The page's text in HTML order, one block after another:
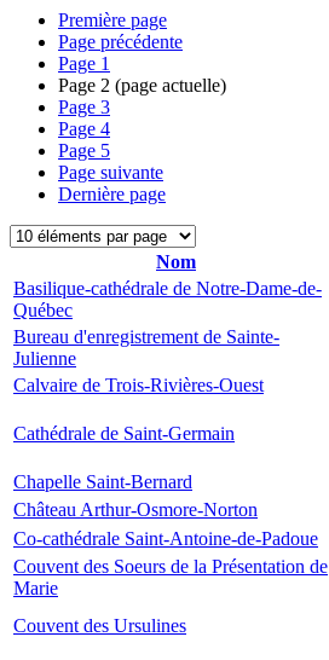
Première page
Page précédente
Page 1
Page 2 (page actuelle)
Page 3
Page 4
Page 5
Page suivante
Dernière page
Nom
Basilique-cathédrale de Notre-Dame-de-
Québec
Bureau d'enregistrement de Sainte-
Julienne
Calvaire de Trois-Rivières-Ouest
Cathédrale de Saint-Germain
Chapelle Saint-Bernard
Château Arthur-Osmore-Norton
Co-cathédrale Saint-Antoine-de-Padoue
Couvent des Soeurs de la Présentation de
Marie
Couvent des Ursulines